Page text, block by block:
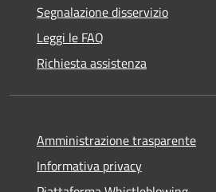
Segnalazione disservizio
Leggi le FAQ
Richiesta assistenza
Amministrazione trasparente
Informativa privacy